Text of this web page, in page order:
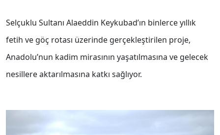
Selçuklu Sultanı Alaeddin Keykubad’ın binlerce yıllık
fetih ve göç rotası üzerinde gerçekleştirilen proje,
Anadolu’nun kadim mirasının yaşatılmasına ve gelecek
nesillere aktarılmasına katkı sağlıyor.